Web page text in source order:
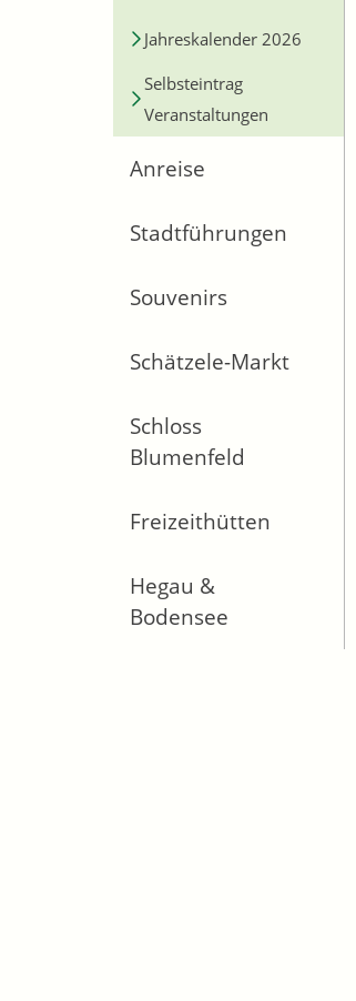
Jahreskalender 2026
Selbsteintrag
Veranstaltungen
Anreise
Stadtführungen
Souvenirs
Schätzele-Markt
Schloss
Blumenfeld
Freizeithütten
Hegau &
Bodensee